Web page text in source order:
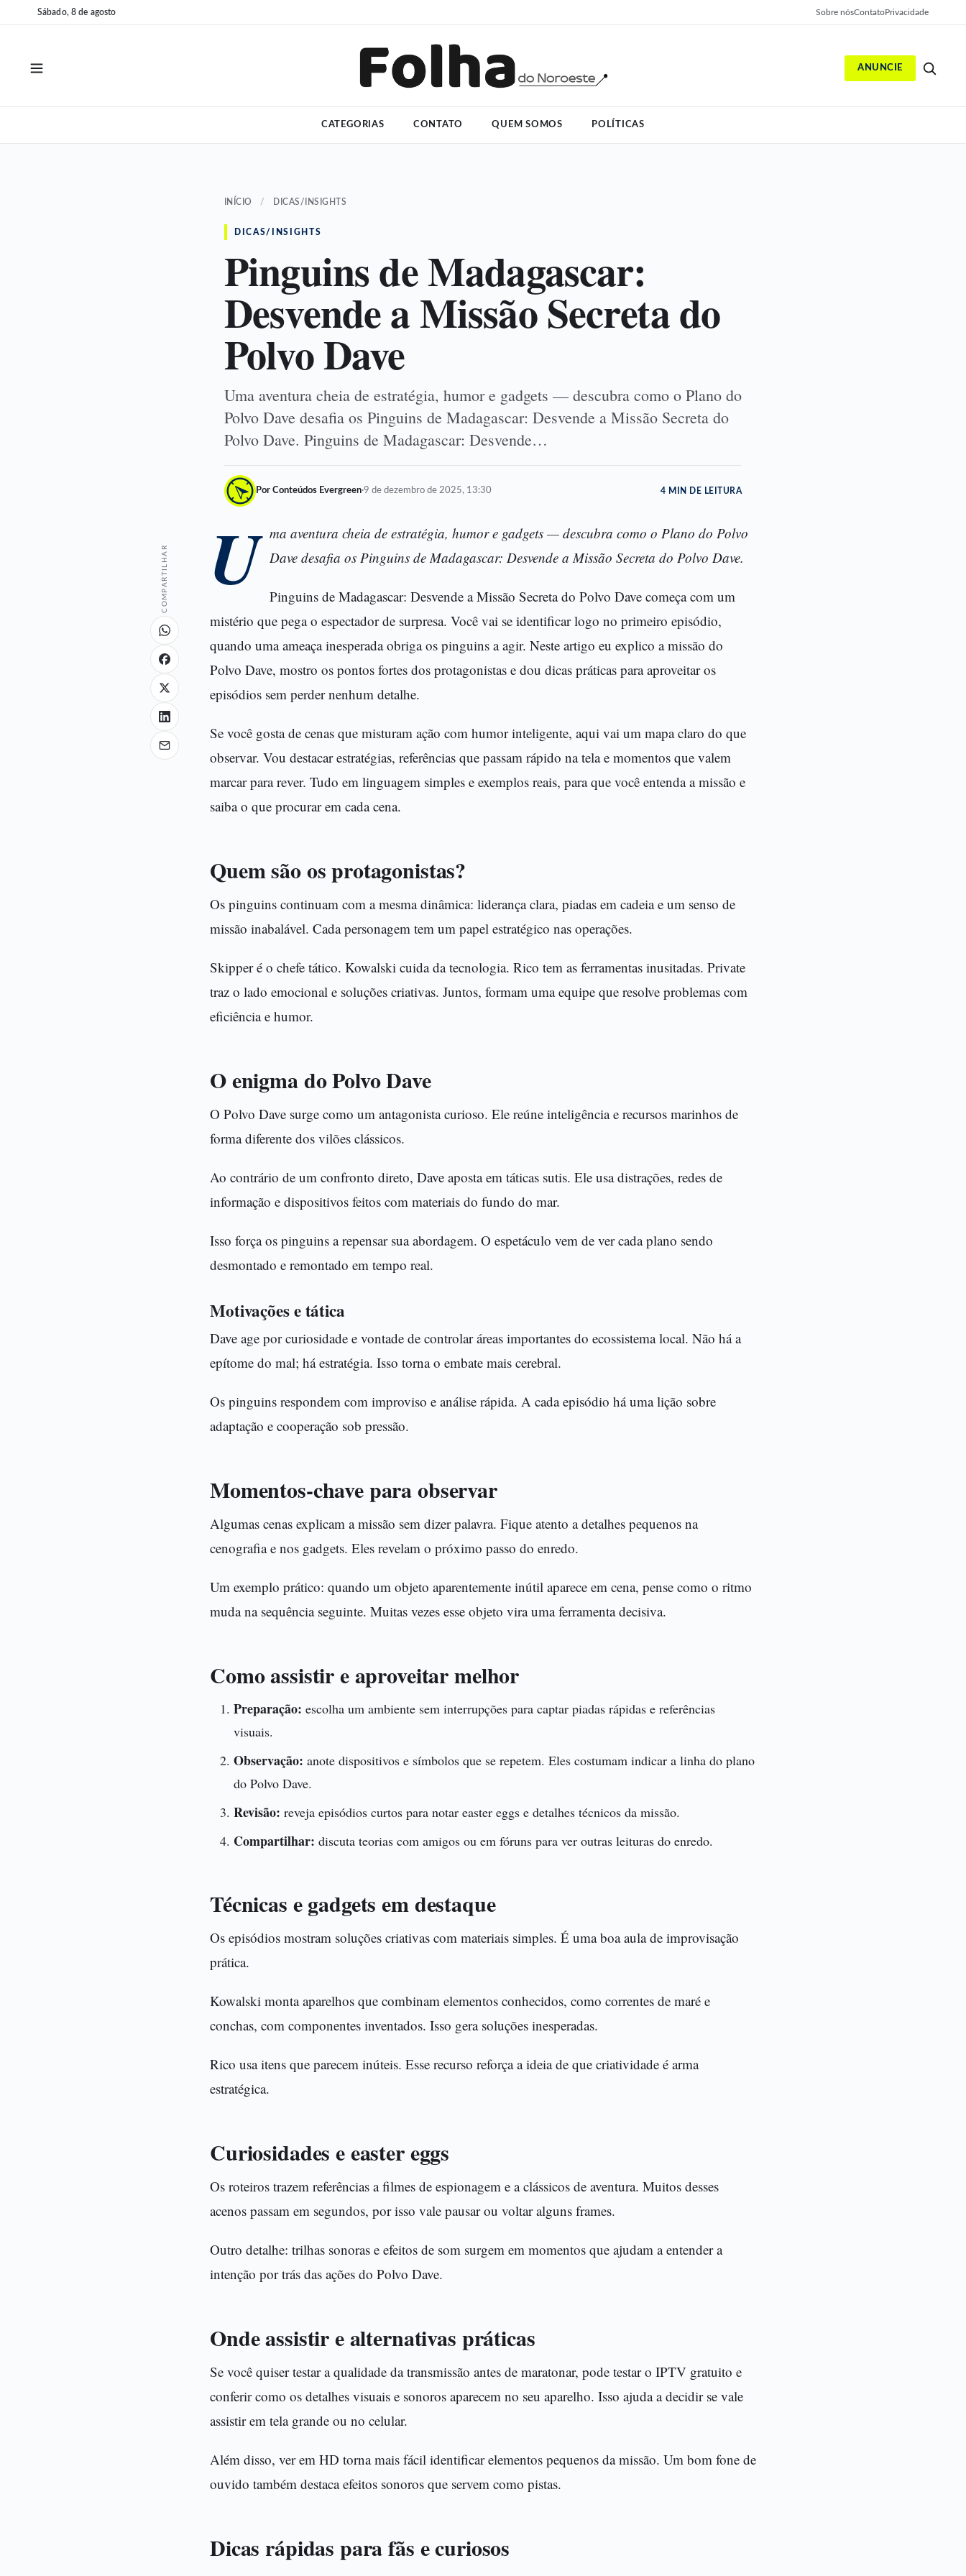
para
para
Sábado, 8 de agosto Sobre nósContatoPrivacidade
ANUNCIE
CATEGORIAS CONTATO QUEM SOMOS POLÍTICAS
INÍCIO / DICAS/INSIGHTS
DICAS/INSIGHTS
Pinguins de Madagascar:
Desvende a Missão Secreta do
Polvo Dave
Uma aventura cheia de estratégia, humor e gadgets — descubra como o Plano do
Polvo Dave desafia os Pinguins de Madagascar: Desvende a Missão Secreta do
Polvo Dave. Pinguins de Madagascar: Desvende…
Por Conteúdos Evergreen·9 de dezembro de 2025, 13:30 4 MIN DE LEITURA
COMPARTILHAR U ma aventura cheia de estratégia, humor e gadgets — descubra como o Plano do Polvo
Dave desafia os Pinguins de Madagascar: Desvende a Missão Secreta do Polvo Dave.
Pinguins de Madagascar: Desvende a Missão Secreta do Polvo Dave começa com um
mistério que pega o espectador de surpresa. Você vai se identificar logo no primeiro episódio,
quando uma ameaça inesperada obriga os pinguins a agir. Neste artigo eu explico a missão do
Polvo Dave, mostro os pontos fortes dos protagonistas e dou dicas práticas para aproveitar os
episódios sem perder nenhum detalhe.
Se você gosta de cenas que misturam ação com humor inteligente, aqui vai um mapa claro do que
observar. Vou destacar estratégias, referências que passam rápido na tela e momentos que valem
marcar para rever. Tudo em linguagem simples e exemplos reais, para que você entenda a missão e
saiba o que procurar em cada cena.
Quem são os protagonistas?
Os pinguins continuam com a mesma dinâmica: liderança clara, piadas em cadeia e um senso de
missão inabalável. Cada personagem tem um papel estratégico nas operações.
Skipper é o chefe tático. Kowalski cuida da tecnologia. Rico tem as ferramentas inusitadas. Private
traz o lado emocional e soluções criativas. Juntos, formam uma equipe que resolve problemas com
eficiência e humor.
O enigma do Polvo Dave
O Polvo Dave surge como um antagonista curioso. Ele reúne inteligência e recursos marinhos de
forma diferente dos vilões clássicos.
Ao contrário de um confronto direto, Dave aposta em táticas sutis. Ele usa distrações, redes de
informação e dispositivos feitos com materiais do fundo do mar.
Isso força os pinguins a repensar sua abordagem. O espetáculo vem de ver cada plano sendo
desmontado e remontado em tempo real.
Motivações e tática
Dave age por curiosidade e vontade de controlar áreas importantes do ecossistema local. Não há a
epítome do mal; há estratégia. Isso torna o embate mais cerebral.
Os pinguins respondem com improviso e análise rápida. A cada episódio há uma lição sobre
adaptação e cooperação sob pressão.
Momentos-chave para observar
Algumas cenas explicam a missão sem dizer palavra. Fique atento a detalhes pequenos na
cenografia e nos gadgets. Eles revelam o próximo passo do enredo.
Um exemplo prático: quando um objeto aparentemente inútil aparece em cena, pense como o ritmo
muda na sequência seguinte. Muitas vezes esse objeto vira uma ferramenta decisiva.
Como assistir e aproveitar melhor
Preparação: escolha um ambiente sem interrupções para captar piadas rápidas e referências
visuais.
Observação: anote dispositivos e símbolos que se repetem. Eles costumam indicar a linha do plano
do Polvo Dave.
Revisão: reveja episódios curtos para notar easter eggs e detalhes técnicos da missão.
Compartilhar: discuta teorias com amigos ou em fóruns para ver outras leituras do enredo.
Técnicas e gadgets em destaque
Os episódios mostram soluções criativas com materiais simples. É uma boa aula de improvisação
prática.
Kowalski monta aparelhos que combinam elementos conhecidos, como correntes de maré e
conchas, com componentes inventados. Isso gera soluções inesperadas.
Rico usa itens que parecem inúteis. Esse recurso reforça a ideia de que criatividade é arma
estratégica.
Curiosidades e easter eggs
Os roteiros trazem referências a filmes de espionagem e a clássicos de aventura. Muitos desses
acenos passam em segundos, por isso vale pausar ou voltar alguns frames.
Outro detalhe: trilhas sonoras e efeitos de som surgem em momentos que ajudam a entender a
intenção por trás das ações do Polvo Dave.
Onde assistir e alternativas práticas
Se você quiser testar a qualidade da transmissão antes de maratonar, pode testar o IPTV gratuito e
conferir como os detalhes visuais e sonoros aparecem no seu aparelho. Isso ajuda a decidir se vale
assistir em tela grande ou no celular.
Além disso, ver em HD torna mais fácil identificar elementos pequenos da missão. Um bom fone de
ouvido também destaca efeitos sonoros que servem como pistas.
Dicas rápidas para fãs e curiosos